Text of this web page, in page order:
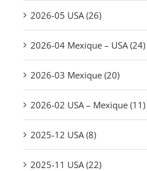
2026-05 USA (26)
2026-04 Mexique – USA (24)
2026-03 Mexique (20)
2026-02 USA – Mexique (11)
2025-12 USA (8)
2025-11 USA (22)